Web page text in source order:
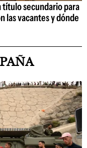
título secundario para
las vacantes y dónde